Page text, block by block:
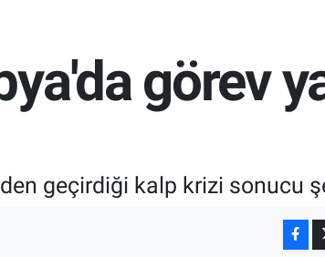
görev
geçirdiği kalp krizi sonucu